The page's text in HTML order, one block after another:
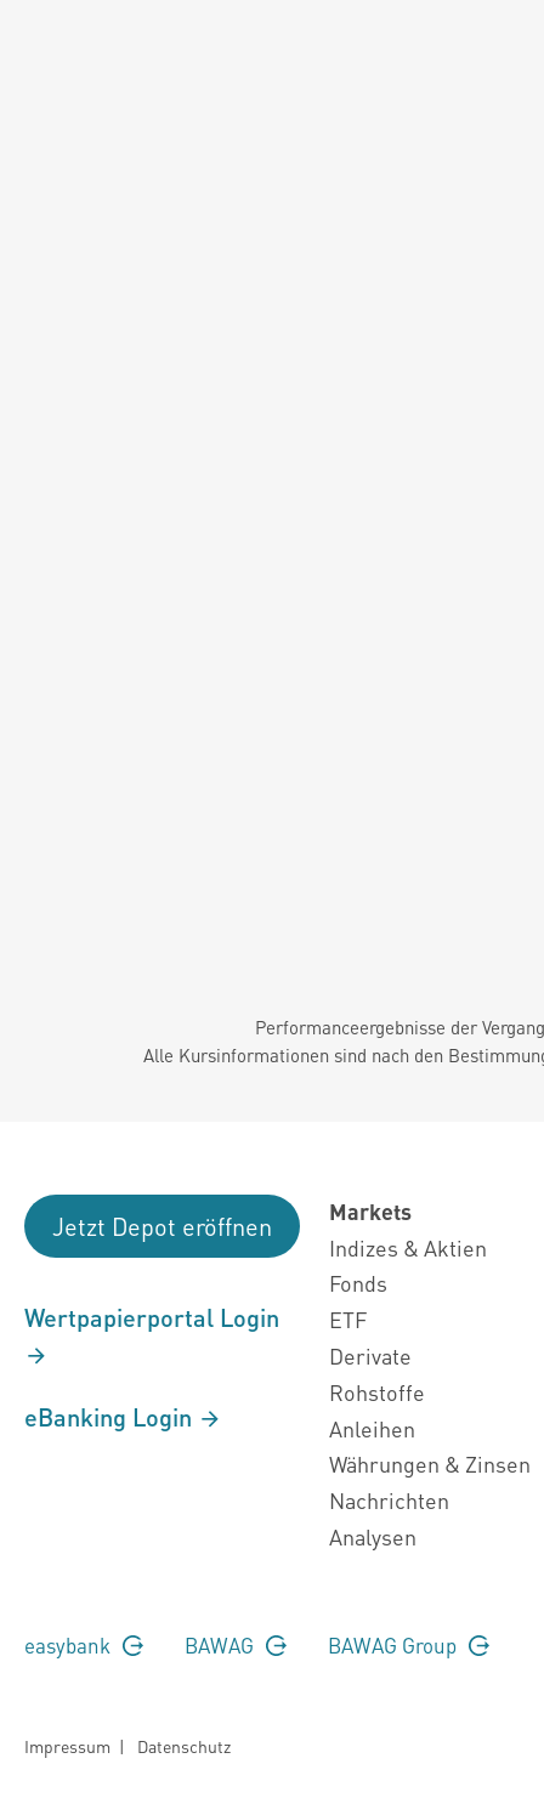
Performanceergebnisse der
Alle Kursinformationen sind nach den
Jetzt Depot eröffnen
Wertpapierportal Login
eBanking Login
Markets
Indizes & Aktien
Fonds
ETF
Derivate
Rohstoffe
Anleihen
Währungen & Zinsen
Nachrichten
Analysen
easybank BAWAG BAWAG Group
Impressum | Datenschutz